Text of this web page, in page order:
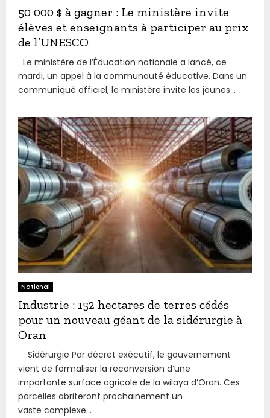
50 000 $ à gagner : Le ministère invite
élèves et enseignants à participer au prix
de l’UNESCO
Le ministère de l’Éducation nationale a lancé, ce
mardi, un appel à la communauté éducative. Dans un
communiqué officiel, le ministère invite les jeunes...
National
Industrie : 152 hectares de terres cédés
pour un nouveau géant de la sidérurgie à
Oran
Sidérurgie Par décret exécutif, le gouvernement
vient de formaliser la reconversion d’une
importante surface agricole de la wilaya d’Oran. Ces
parcelles abriteront prochainement un
vaste complexe...